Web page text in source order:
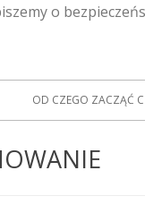
o
OD CZEGO ZACZĄĆ